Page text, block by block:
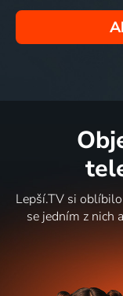
Lepší.TV si
se jedním z nich